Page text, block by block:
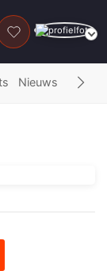
DONEER
Nieuws Fails